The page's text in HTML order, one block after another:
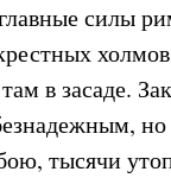
силы
в засаде.
но
тысячи